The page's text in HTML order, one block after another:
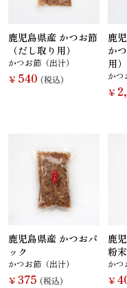
いか（する
め）
いか（
お麩 複数
鹿児島県産 かつお節
（だし取り用）
かつお節（出汁）
￥ 540 (税込)
鹿
か
用
かつ
￥
鹿児島県産 かつおパ
ック
かつお節（出汁）
￥375 (税込)
鹿
粉末
かつ
￥